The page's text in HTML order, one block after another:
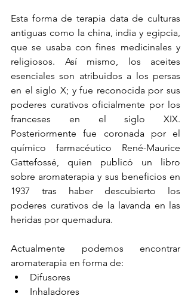
Esta forma de terapia data de culturas
antiguas como la china, india y egipcia,
que se usaba con fines medicinales y
religiosos. Así mismo, los aceites
esenciales son atribuidos a los persas
en el siglo X; y fue reconocida por sus
poderes curativos oficialmente por los
franceses en el siglo XIX.
Posteriormente fue coronada por el
químico farmacéutico René-Maurice
Gattefossé, quien publicó un libro
sobre aromaterapia y sus beneficios en
1937 tras haber descubierto los
poderes curativos de la lavanda en las
heridas por quemadura.
Actualmente podemos encontrar
aromaterapia en forma de:
Difusores
Inhaladores